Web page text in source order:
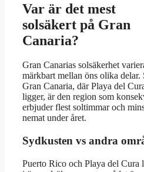
Var är det mest
solsäkert på Gran
Canaria?
Gran Canarias solsäkerhet
märkbart mellan öns olika delar.
Gran Canaria, där Playa del
ligger, är den region som
erbjuder flest soltimmar och
nemat under året.
Sydkusten vs andra
Puerto Rico och Playa del Cura